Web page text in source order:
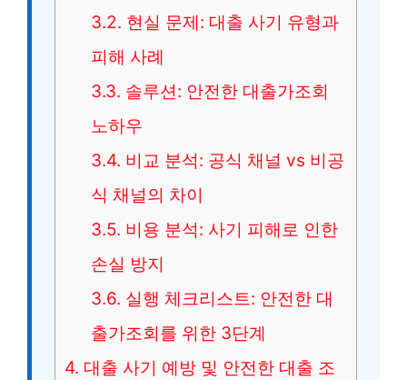
3.2. 현실 문제: 대출 사기 유형과
피해 사례
3.3. 솔루션: 안전한 대출가조회
노하우
3.4. 비교 분석: 공식 채널 vs 비공
식 채널의 차이
3.5. 비용 분석: 사기 피해로 인한
손실 방지
3.6. 실행 체크리스트: 안전한 대
출가조회를 위한 3단계
4. 대출 사기 예방 및 안전한 대출 조